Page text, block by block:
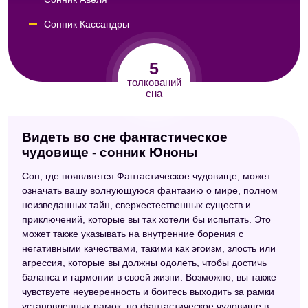
5
толкований
сна
Сонник Кассандры
Дворянский сонник
Видеть во сне фантастическое
чудовище - сонник Юноны
Сон, где появляется Фантастическое чудовище, может
означать вашу волнующуюся фантазию о мире, полном
неизведанных тайн, сверхестественных существ и
приключений, которые вы так хотели бы испытать. Это
может также указывать на внутренние борения с
негативными качествами, такими как эгоизм, злость или
агрессия, которые вы должны одолеть, чтобы достичь
баланса и гармонии в своей жизни. Возможно, вы также
чувствуете неуверенность и боитесь выходить за рамки